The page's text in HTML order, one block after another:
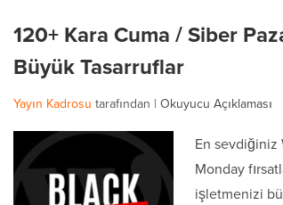
120+ Kara Cuma / Siber
Büyük Tasarruflar
Yayın Kadrosu tarafından | Okuyucu Açıklaması
En sevdiğiniz
Monday
işletmenizi